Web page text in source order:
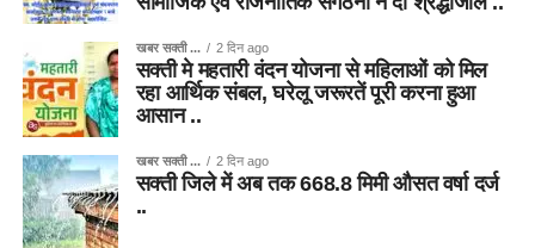
खबर सक्ती ... 2 दिन ago
सक्ती मे महतारी वंदन योजना से महिलाओं को मिल
रहा आर्थिक संबल, घरेलू जरूरतें पूरी करना हुआ
आसान ..
खबर सक्ती ... 2 दिन ago
सक्ती जिले में अब तक 668.8 मिमी औसत वर्षा दर्ज
..